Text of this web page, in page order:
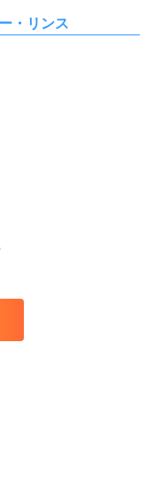
・リンス